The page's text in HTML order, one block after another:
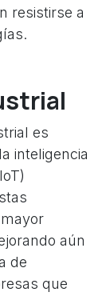
resistirse a
es
inteligencia
aún
de
que